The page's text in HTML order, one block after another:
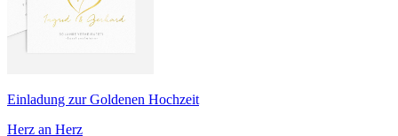
Einladung zur Goldenen Hochzeit
Herz an Herz